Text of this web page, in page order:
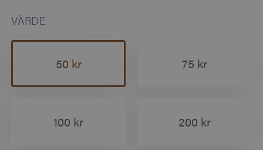
VÄRDE
50 kr 75 kr
100 kr 200 kr